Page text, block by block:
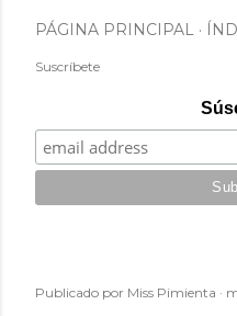
PÁGINA PRINCIPAL
Suscríbete
Publicado por Miss Pimienta